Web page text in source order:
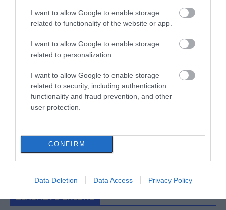
I want to allow Google to enable storage
related to functionality of the website or app.
I want to allow Google to enable storage
related to personalization.
I want to allow Google to enable storage
related to security, including authentication
functionality and fraud prevention, and other
user protection.
CONFIRM
Data Deletion Data Access Privacy Policy
ΔΙΑΒΑΣΤΕ ΕΠΙΣΗΣ